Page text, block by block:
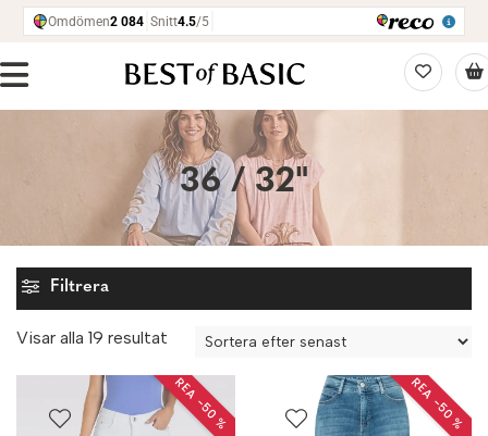
36 / 32"
Filtrera
Visar alla 19 resultat Sortera
senaste
REA −50 % REA −50 %